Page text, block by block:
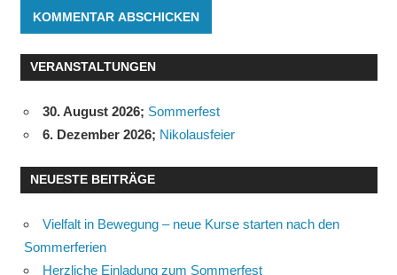
VERANSTALTUNGEN
30. August 2026; Sommerfest
6. Dezember 2026; Nikolausfeier
NEUESTE BEITRÄGE
Vielfalt in Bewegung – neue Kurse starten nach den
Sommerferien
Herzliche Einladung zum Sommerfest